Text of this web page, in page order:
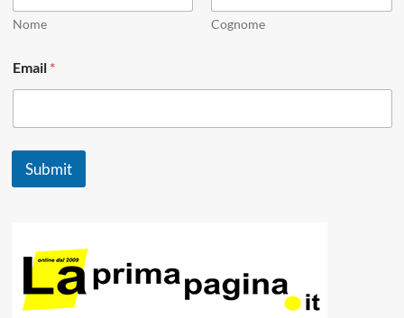
*Nome Cognome
Email *
Submit